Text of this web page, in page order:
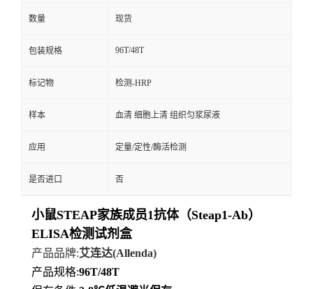
数量 现货
包装规格 96T/48T
标记物 检测-HRP
样本 血清 细胞上清 组织匀浆尿液
应用 定量/定性/酶活检测
是否进口 否
小鼠STEAP家族成员1抗体（Steap1-Ab）
ELISA检测试剂盒
产品品牌:艾连达(Allenda)
产品规格:96T/48T